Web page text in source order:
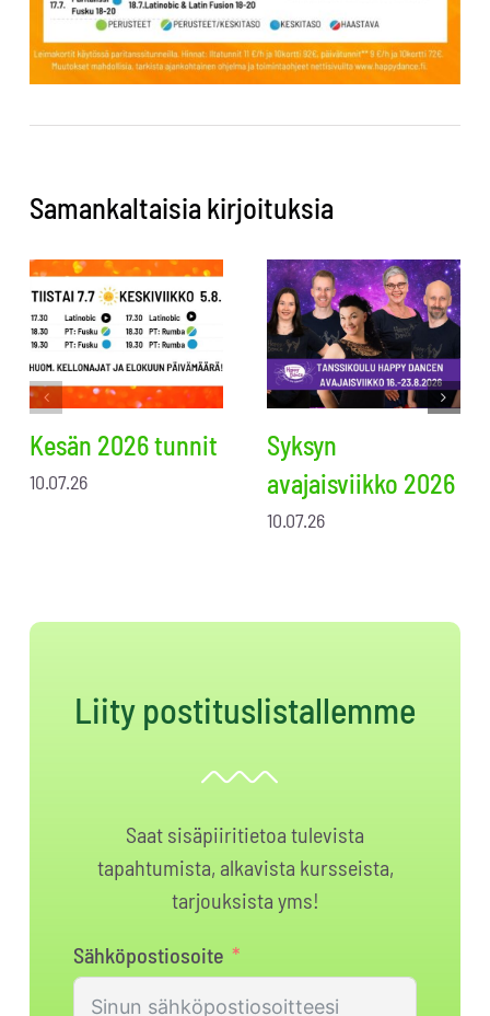
Samankaltaisia kirjoituksia
Kesän 2026 tunnit
10.07.26
Syksyn
avajaisviikko 2026
10.07.26
Liity postituslistallemme
Saat sisäpiiritietoa tulevista
tapahtumista, alkavista kursseista,
tarjouksista yms!
Sähköpostiosoite